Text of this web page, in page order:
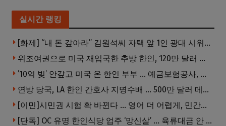
실시간 랭킹
[화제] “내 돈 갚아라” 김원석씨 자택 앞 1인 광대 시위 … 한인 투자사, “108만 달러 못받아”
위조여권으로 미국 재입국한 추방 한인, 120만 달러 은행 사기 행각
’10억 빚’ 안갚고 미국 온 한인 부부 … 예금보험공사, 미국서 소송
연방 당국, LA 한인 간호사 지명수배 … 500만 달러 메디캐어 사기, 선고 직전 한국 도주
[이민]시민권 시험 확 바뀐다 … 영어 더 어렵게, 민간시험 도입 추진
[단독] OC 유명 한인식당 업주 ‘망신살’ … 육류대금 안 갚자 식당서 공개추심